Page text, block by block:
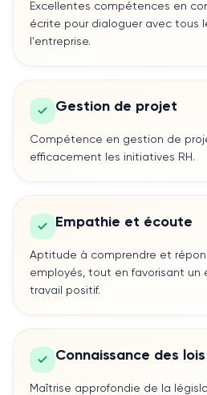
Excellentes compétences en
écrite pour dialoguer avec tous
l'entreprise.
Gestion de projet
Compétence en gestion de
efficacement les initiatives RH.
Empathie et écoute
Aptitude à comprendre et
employés, tout en favorisant un
travail positif.
Connaissance des
Maîtrise approfondie de la